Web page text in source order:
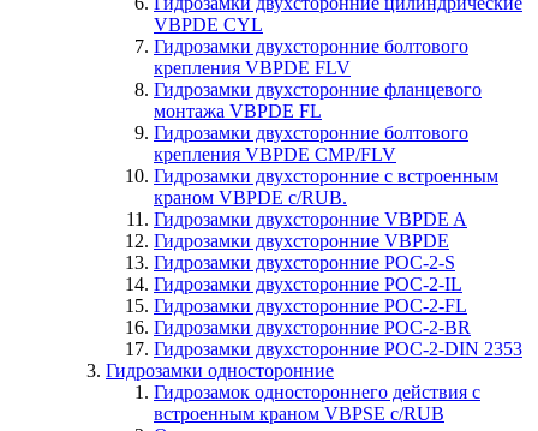
VBPDE CYL
Гидрозамки двухсторонние болтового
крепления VBPDE FLV
Гидрозамки двухсторонние фланцевого
монтажа VBPDE FL
Гидрозамки двухсторонние болтового
крепления VBPDE CMP/FLV
Гидрозамки двухсторонние с вcтроенным
краном VBPDE c/RUB.
Гидрозамки двухсторонние VBPDE A
Гидрозамки двухсторонние VBPDE
Гидрозамки двухсторонние POC-2-S
Гидрозамки двухсторонние POC-2-IL
Гидрозамки двухсторонние POC-2-FL
Гидрозамки двухсторонние POC-2-BR
Гидрозамки двухсторонние POC-2-DIN 2353
Гидрозамки односторонние
Гидрозамок одностороннего действия с
встроенным краном VBPSE c/RUB